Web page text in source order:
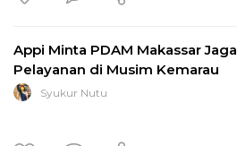
Appi Minta PDAM Makassar Jaga
Pelayanan di Musim Kemarau
Syukur Nutu